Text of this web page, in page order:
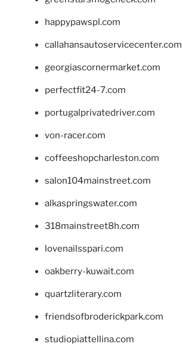
happypawspl.com
callahansautoservicecenter.com
georgiascornermarket.com
perfectfit24-7.com
portugalprivatedriver.com
von-racer.com
coffeeshopcharleston.com
salon104mainstreet.com
alkaspringswater.com
318mainstreet8h.com
lovenailsspari.com
oakberry-kuwait.com
quartzliterary.com
friendsofbroderickpark.com
studiopiattellina.com